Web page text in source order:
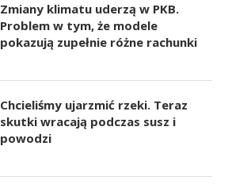
Zmiany klimatu uderzą w PKB.
Problem w tym, że modele
pokazują zupełnie różne rachunki
Chcieliśmy ujarzmić rzeki. Teraz
skutki wracają podczas susz i
powodzi